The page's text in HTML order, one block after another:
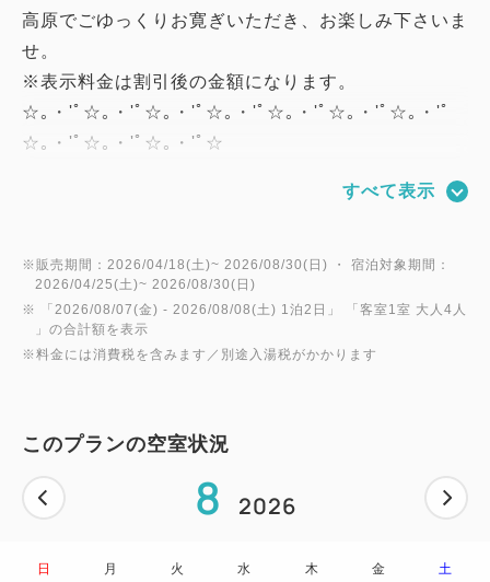
高原でごゆっくりお寛ぎいただき、お楽しみ下さいま
せ。
※表示料金は割引後の金額になります。
☆｡・'ﾟ☆｡・'ﾟ☆｡・'ﾟ☆｡・'ﾟ☆｡・'ﾟ☆｡・'ﾟ☆｡・'ﾟ
☆｡・'ﾟ☆｡・'ﾟ☆｡・'ﾟ☆
◇夕食バイキング 17：30〜20：30 (入替制に
なる場合がございます)
※予約状況によりお時間が多少変更になる場合がご
ざいます。
豊富な湯量の天然単純泉
すべて表示
※販売期間：2026/04/18(土)~ 2026/08/30(日) ・ 宿泊対象期間：
2026/04/25(土)~ 2026/08/30(日)
※ 「 2026/08/07(金) - 2026/08/08(土) 1泊2日 」 「客室1室 大人4人
」の合計額を表示
※料金には消費税を含みます／別途入湯税がかかります
このプランの空室状況
8 2026
日 月 火 水 木 金 土